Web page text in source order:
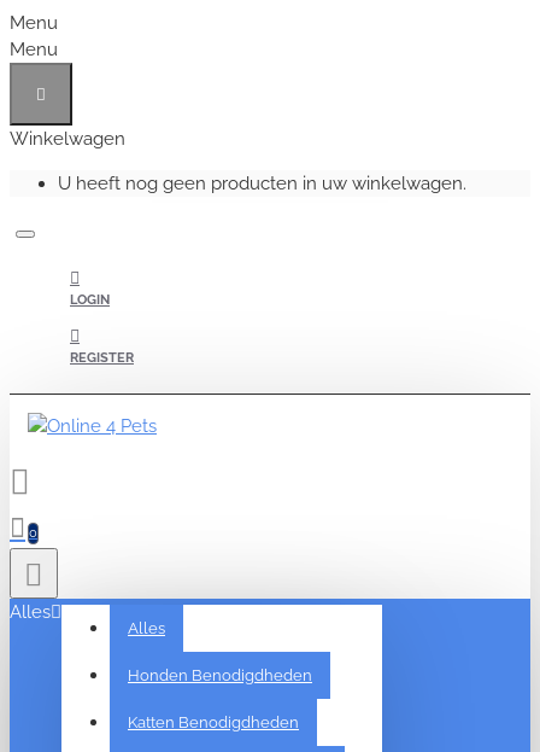
Menu
Menu
Winkelwagen
U heeft nog geen producten in uw winkelwagen.
LOGIN
REGISTER
0
Alles
Alles
Honden Benodigdheden
Katten Benodigdheden